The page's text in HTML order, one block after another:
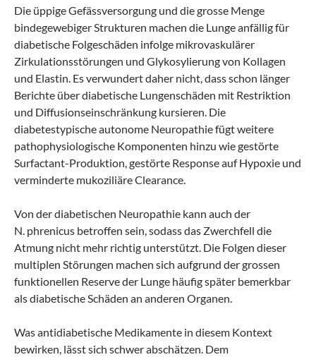
Die üppige Gefässversorgung und die grosse Menge
bindegewebiger Strukturen machen die Lunge anfällig für
diabetische Folgeschäden infolge mikrovaskulärer
Zirkulationsstörungen und Glykosylierung von Kollagen
und Elastin. Es verwundert daher nicht, dass schon länger
Berichte über diabetische Lungenschäden mit Restriktion
und Diffusionseinschränkung kursieren. Die
diabetestypische autonome Neuropathie fügt weitere
pathophysiologische Komponenten hinzu wie gestörte
Surfactant-Produktion, gestörte Response auf Hypoxie und
verminderte mukoziliäre Clearance.
Von der dia­betischen Neuropathie kann auch der
N. phrenicus betroffen sein, sodass das Zwerchfell die
Atmung nicht mehr richtig unterstützt. Die Folgen dieser
multiplen Störungen machen sich aufgrund der grossen
funktionellen Reserve der Lunge häufig später bemerkbar
als diabetische Schäden an anderen Organen.
Was antidiabetische Medikamente in diesem Kontext
bewirken, lässt sich schwer abschätzen. Dem